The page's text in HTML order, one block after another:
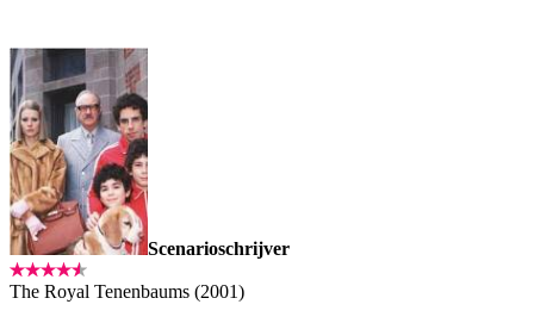
Scenarioschrijver
The Royal Tenenbaums (2001)